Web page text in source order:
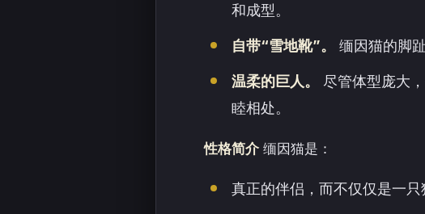
和成型。
自带“雪地靴”。
缅因猫的脚
温柔的巨人。
尽管体型庞大
睦相处。
性格简介缅因猫是：
真正的伴侣，而不仅仅是一只